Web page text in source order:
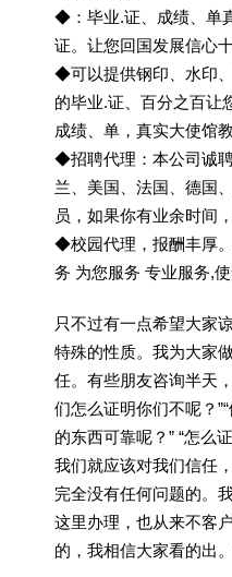
◆：毕业.证、成绩、单
证。让您回国发展信心
◆可以提供钢印、水印
的毕业.证、百分之百让
成绩、单，真实大使馆
◆招聘代理：本公司诚
兰、美国、法国、德国
员，如果你有业余时间
◆校园代理，报酬丰厚
务 为您服务 专业服务,使
只不过有一点希望大家
特殊的性质。我为大家
任。有些朋友咨询半天
们怎么证明你们不呢？
的东西可靠呢？” “怎么
我们就应该对我们信任
完全没有任何问题的。
这里办理，也从来不客
的，我相信大家看的出